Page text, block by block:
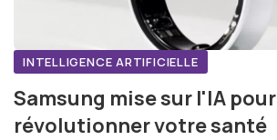
INTELLIGENCE ARTIFICIELLE
Samsung mise sur l'IA pour
révolutionner votre santé